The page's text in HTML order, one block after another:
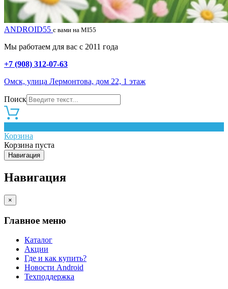
ANDROID55 с вами на MI55
Мы работаем для вас с 2011 года
+7 (908) 312-07-63
Омск, улица Лермонтова, дом 22, 1 этаж
Поиск
Корзина
Корзина пуста
Навигация
Навигация
×
Главное меню
Каталог
Акции
Где и как купить?
Новости Android
Техподдержка